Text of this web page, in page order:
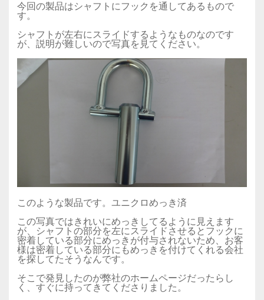
今回の製品はシャフトにフックを通してあるもので
す。
シャフトが左右にスライドするようなものなのです
が、説明が難しいので写真を見てください。
このような製品です。ユニクロめっき済
この写真ではきれいにめっきしてるように見えます
が、シャフトの部分を左にスライドさせるとフックに
密着している部分にめっきが付与されないため、お客
様は密着している部分にもめっきを付けてくれる会社
を探してたそうなんです。
そこで発見したのが弊社のホームページだったらし
く、すぐに持ってきてくださりました。